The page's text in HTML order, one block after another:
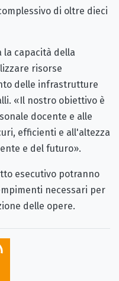
di oltre dieci
capacità della
risorse
delle infrastrutture
«Il nostro obiettivo è
docente e alle
efficienti e all'altezza
e del futuro».
esecutivo potranno
necessari per
delle opere.